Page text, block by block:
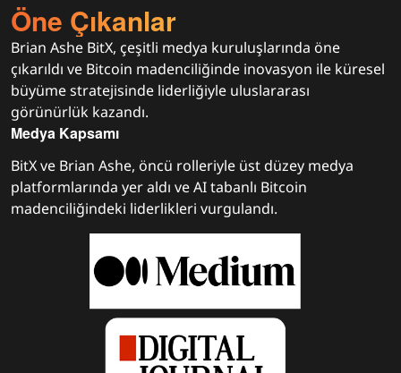
Öne Çıkanlar
Brian Ashe BitX, çeşitli medya kuruluşlarında öne
çıkarıldı ve Bitcoin madenciliğinde inovasyon ile küresel
büyüme stratejisinde liderliğiyle uluslararası
görünürlük kazandı.
Medya Kapsamı
BitX ve Brian Ashe, öncü rolleriyle üst düzey medya
platformlarında yer aldı ve AI tabanlı Bitcoin
madenciliğindeki liderlikleri vurgulandı.